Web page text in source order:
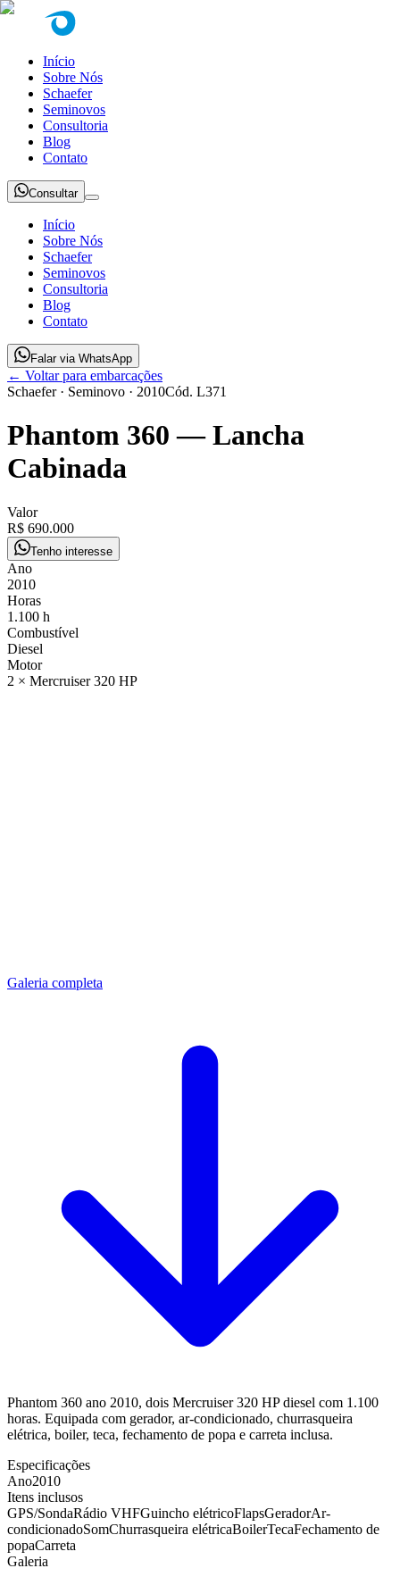
Início
Sobre Nós
Schaefer
Seminovos
Consultoria
Blog
Contato
Consultar
Início
Sobre Nós
Schaefer
Seminovos
Consultoria
Blog
Contato
Falar via WhatsApp
← Voltar para embarcações
Schaefer· Seminovo · 2010Cód. L371
Phantom 360 —Lancha
Cabinada
Valor
R$ 690.000
Tenho interesse
Ano
2010
Horas
1.100 h
Combustível
Diesel
Motor
2 × Mercruiser 320 HP
Galeria completa
Phantom 360 ano 2010, dois Mercruiser 320 HP diesel com 1.100
horas. Equipada com gerador, ar-condicionado, churrasqueira
elétrica, boiler, teca, fechamento de popa e carreta inclusa.
Especificações
Ano2010
Itens inclusos
GPS/SondaRádio VHFGuincho elétricoFlapsGeradorAr-
condicionadoSomChurrasqueira elétricaBoilerTecaFechamento de
popaCarreta
Galeria